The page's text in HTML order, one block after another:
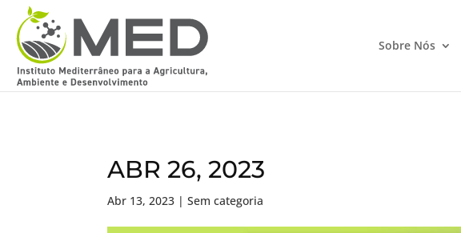
Sobre Nós
ABR 26, 2023
Abr 13, 2023 | Sem categoria